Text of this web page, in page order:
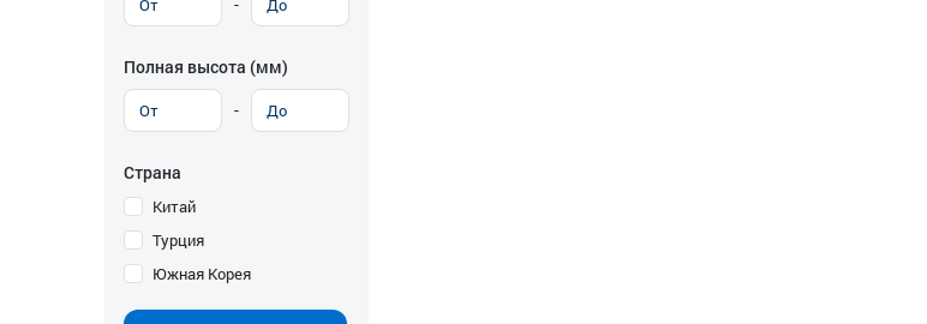
Полная высота (мм)
-
Страна
Китай
Турция
Южная Корея